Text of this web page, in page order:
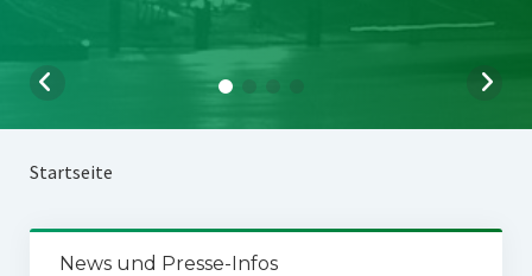
Startseite
News und Presse-Infos